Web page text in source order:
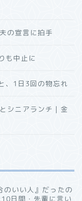
の宣言に拍手
も中止に
、1日3回の物忘れ
シニアランチ｜金
のいい人』だったの
日間・先輩に言い